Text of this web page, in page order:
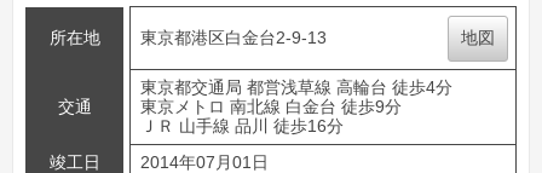
所在地 東京都港区白金台2-9-13 地図
交通
東京都交通局 都営浅草線 高輪台 徒歩4分
東京メトロ 南北線 白金台 徒歩9分
ＪＲ 山手線 品川 徒歩16分
竣工日
2014年07月01日